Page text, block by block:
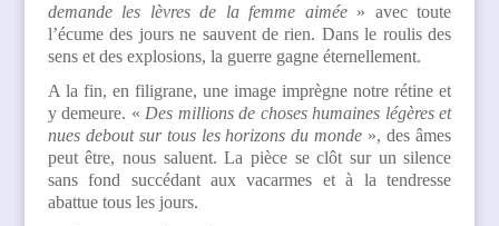
demande les lèvres de la femme aimée» avec toute
l’écume des jours ne sauvent de rien. Dans le roulis des
sens et des explosions, la guerre gagne éternellement.
A la fin, en filigrane, une image imprègne notre rétine et
y demeure. « Des millions de choses humaines légères et
nues debout sur tous les horizons du monde », des âmes
peut être, nous saluent. La pièce se clôt sur un silence
sans fond succédant aux vacarmes et à la tendresse
abattue tous les jours.